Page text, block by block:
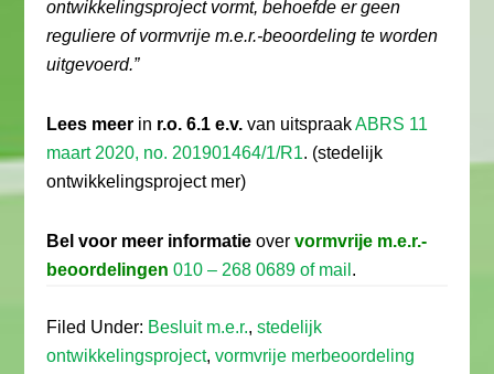
ontwikkelingsproject vormt, behoefde er geen
reguliere of vormvrije m.e.r.-beoordeling te worden
uitgevoerd.”
Lees meer in r.o. 6.1 e.v. van uitspraakABRS 11
maart 2020, no. 201901464/1/R1. (stedelijk
ontwikkelingsproject mer)
Bel voor meer informatie overvormvrije m.e.r.-
beoordelingen 010 – 268 0689 of mail .
Filed Under: Besluit m.e.r.,stedelijk
ontwikkelingsproject,vormvrije merbeoordeling